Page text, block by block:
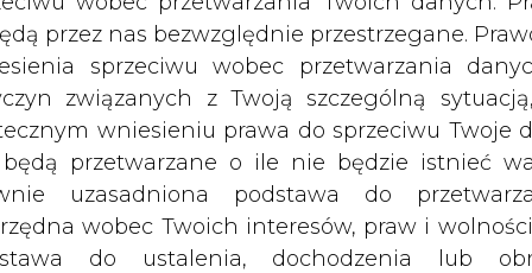
przez nas bezwzględnie przestrzegane.
sprzeciwu wobec przetwarzania
związanych z Twoją szczególną
wniesieniu prawa do sprzeciwu Twoje
przetwarzane o ile nie będzie istnieć
uzasadniona podstawa do
wobec Twoich interesów, praw i
do ustalenia, dochodzenia lub
poprzez prywatyzację. Minister podkreśla
procesów w prywatyzowanych
i Corusa do Huty Katowice.
że mogłoby to podważyć wiarygodność
Artykuł powstał bez wsparcia narzędzi sztucznej
inteligencji. Wydawca portalu CIRE zgadza się na
publikacji do szkoleń treningowych LLM.